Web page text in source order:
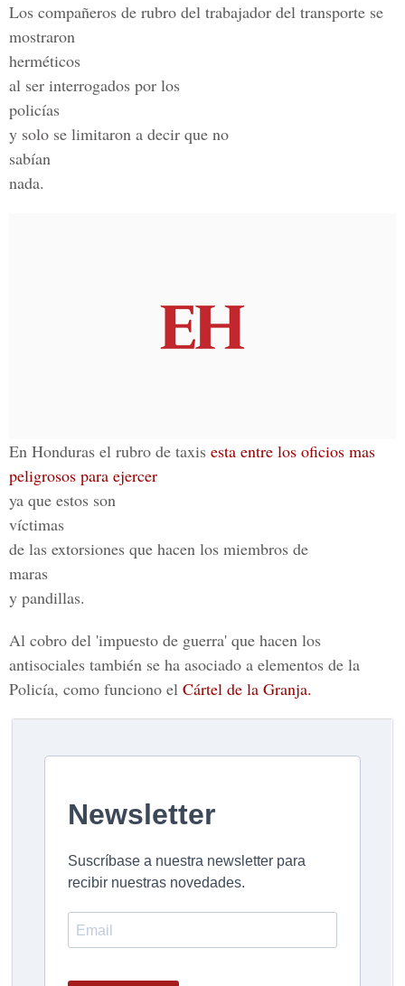
Los compañeros de rubro del trabajador del transporte se
mostraron
herméticos
al ser interrogados por los
policías
y solo se limitaron a decir que no
sabían
nada.
En Honduras el rubro de taxis esta entre los oficios mas
peligrosos para ejercer
ya que estos son
víctimas
de las extorsiones que hacen los miembros de
maras
y pandillas.
Al cobro del 'impuesto de guerra' que hacen los
antisociales también se ha asociado a elementos de la
Policía, como funciono el Cártel de la Granja.